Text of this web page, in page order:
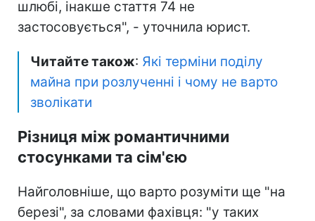
шлюбі, інакше стаття 74 не
застосовується", - уточнила юрист.
Читайте також: Які терміни поділу
майна при розлученні і чому не варто
зволікати
Різниця між романтичними
стосунками та сім'єю
Найголовніше, що варто розуміти ще "на
березі", за словами фахівця: "у таких